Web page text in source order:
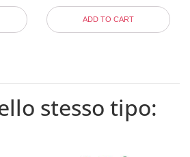
ADD TO CART
stesso tipo: